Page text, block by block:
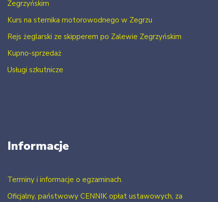
Zegrzyńskim
Kurs na sternika motorowodnego w Zegrzu
Rejs żeglarski ze skipperem po Zalewie Zegrzyńskim
Kupno-sprzedaż
Usługi szkutnicze
Informacje
Terminy i informacje o egzaminach.
Oficjalny, państwowy CENNIK opłat ustawowych, za